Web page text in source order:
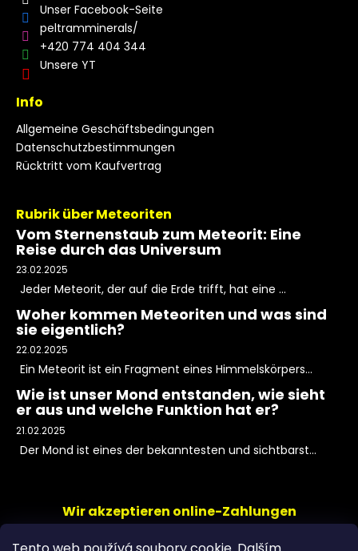
Unser Facebook-Seite
peltramminerals/
+420 774 404 344
Unsere YT
Info
Allgemeine Geschäftsbedingungen
Datenschutzbestimmungen
Rücktritt vom Kaufvertrag
Rubrik über Meteoriten
Vom Sternenstaub zum Meteorit: Eine
Reise durch das Universum
23.02.2025
Jeder Meteorit, der auf die Erde trifft, hat eine ...
Woher kommen Meteoriten und was sind
sie eigentlich?
22.02.2025
Ein Meteorit ist ein Fragment eines Himmelskörpers...
Wie ist unser Mond entstanden, wie sieht
er aus und welche Funktion hat er?
21.02.2025
Der Mond ist eines der bekanntesten und sichtbarst...
Wir akzeptieren online-Zahlungen